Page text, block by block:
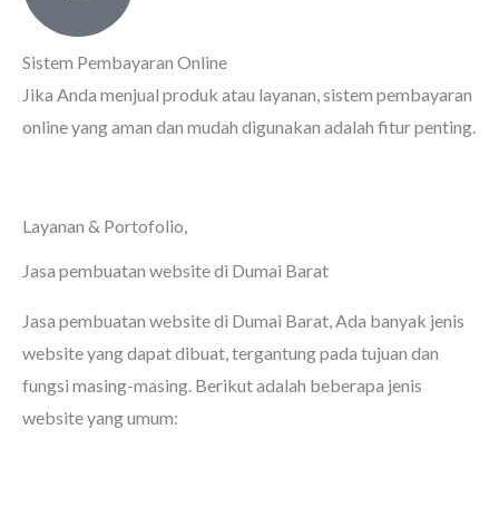
Sistem Pembayaran Online
Jika Anda menjual produk atau layanan, sistem pembayaran
online yang aman dan mudah digunakan adalah fitur penting.
Layanan & Portofolio,
Jasa pembuatan website di Dumai Barat
Jasa pembuatan website di Dumai Barat, Ada banyak jenis
website yang dapat dibuat, tergantung pada tujuan dan
fungsi masing-masing. Berikut adalah beberapa jenis
website yang umum: